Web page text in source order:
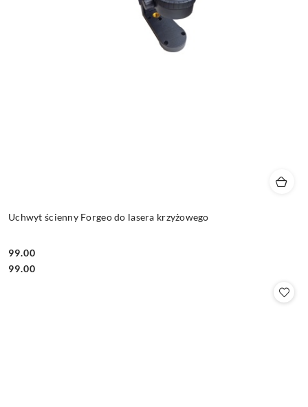
Uchwyt ścienny Forgeo do lasera krzyżowego
Cena:
99.00
Cena:
99.00